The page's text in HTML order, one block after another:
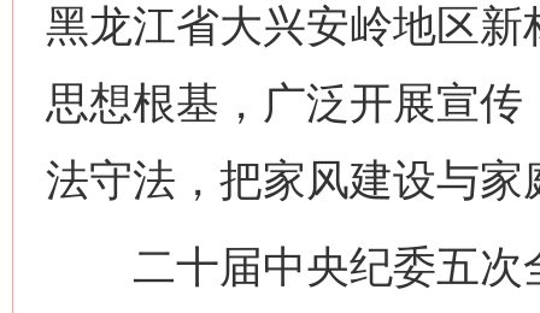
黑龙江省大兴安岭地区
思想根基，广泛开展宣
法守法，把家风建设与
二十届中央纪委五次